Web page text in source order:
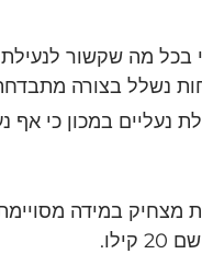
מה שקשור לנעילת
נשלל בצורה
נעליים במכון כי
מצחיק במידה